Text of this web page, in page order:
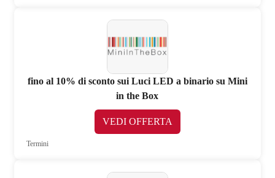
fino al 10% di sconto sui Luci LED a binario su Mini
in the Box
VEDI OFFERTA
Termini